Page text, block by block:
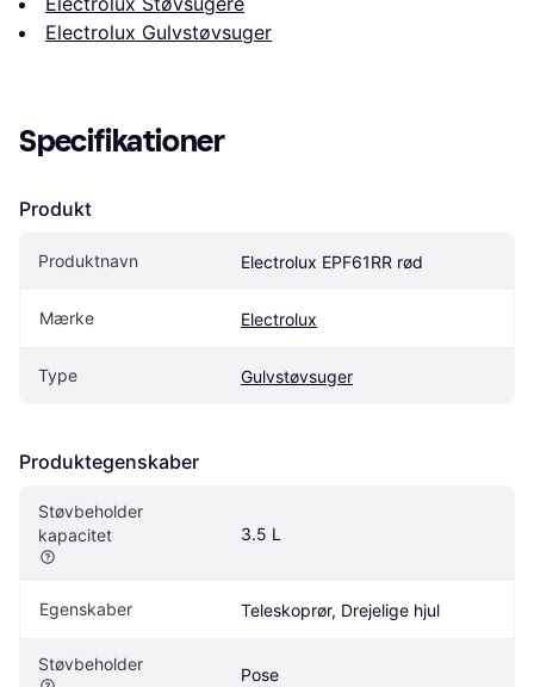
Electrolux Gulvstøvsuger
Specifikationer
Produkt
Produktnavn Electrolux EPF61RR rød
Mærke Electrolux
Type Gulvstøvsuger
Produktegenskaber
Støvbeholder
kapacitet
3.5 L
Egenskaber Teleskoprør, Drejelige hjul
Støvbeholder
Pose